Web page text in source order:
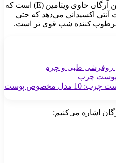
مطالعات نشان می‌دهند که روغن آرگان حاوی ویتامین (E) است که
آنتی اکسیدانی می‌دهد که حتی
کننده شب قوی‌ تر است.
روفرشی طبی و چرم
بهترین ضد آفتاب برای پوست چرب: 10 مدل مخصوص پوست
اشاره می‌کنیم: